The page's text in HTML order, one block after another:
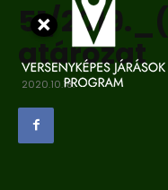
51/
atározat
2020.10.18.
×